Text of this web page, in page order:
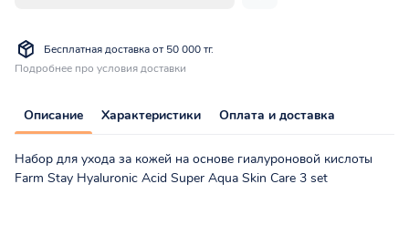
Бесплатная доставка от 50 000 тг.
Подробнее про условия доставки
Описание Характеристики Оплата и доставка
Набор для ухода за кожей на основе гиалуроновой кислоты
Farm Stay Hyaluronic Acid Super Aqua Skin Care 3 set